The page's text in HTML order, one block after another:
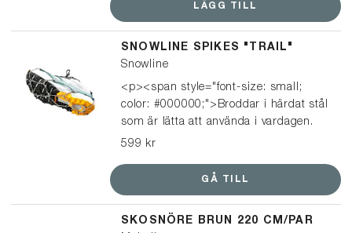
LÄGG TILL
SNOWLINE SPIKES "TRAIL"
Snowline
<p><span style="font-size: small;
color: #000000;">Broddar i härdat stål
som är lätta att använda i vardagen.
De passar på i princip alla typer av
kängor, och är enkla att ta på och av
small; color: #000000;">Perfekta till
599 kr
GÅ TILL
SKOSNÖRE BRUN 220 CM/PAR